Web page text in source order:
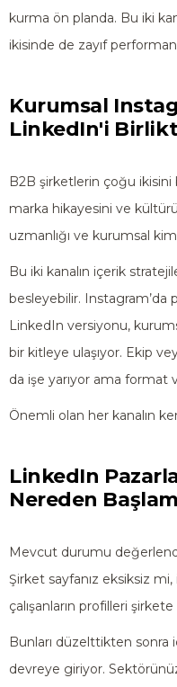
kurma ön planda. Bu iki
ikisinde de zayıf
Kurumsal
LinkedIn'i
B2B şirketlerin çoğu
marka hikayesini ve
uzmanlığı ve kurumsal
Bu iki kanalın içerik
besleyebilir. Instagram’da
LinkedIn versiyonu,
bir kitleye ulaşıyor. Ekip
da işe yarıyor ama format
Önemli olan her kanalın
LinkedIn
Nereden
Mevcut durumu
Şirket sayfanız eksiksiz
çalışanların profilleri şirkete
Bunları düzelttikten sonra
devreye giriyor.